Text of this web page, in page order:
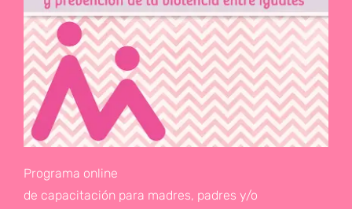
Programa online
de capacitación para madres, padres y/o